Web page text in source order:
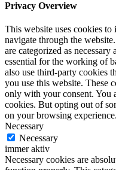
Privacy Overview
This website uses cookies
navigate through the
are categorized as
essential for the working of
also use third-party cookies
you use this website. These
only with your consent. You
cookies. But opting out of
on your browsing experience.
Necessary
Necessary
immer aktiv
Necessary cookies are